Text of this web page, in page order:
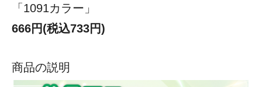
「1091カラー」
666円(税込733円)
商品の説明